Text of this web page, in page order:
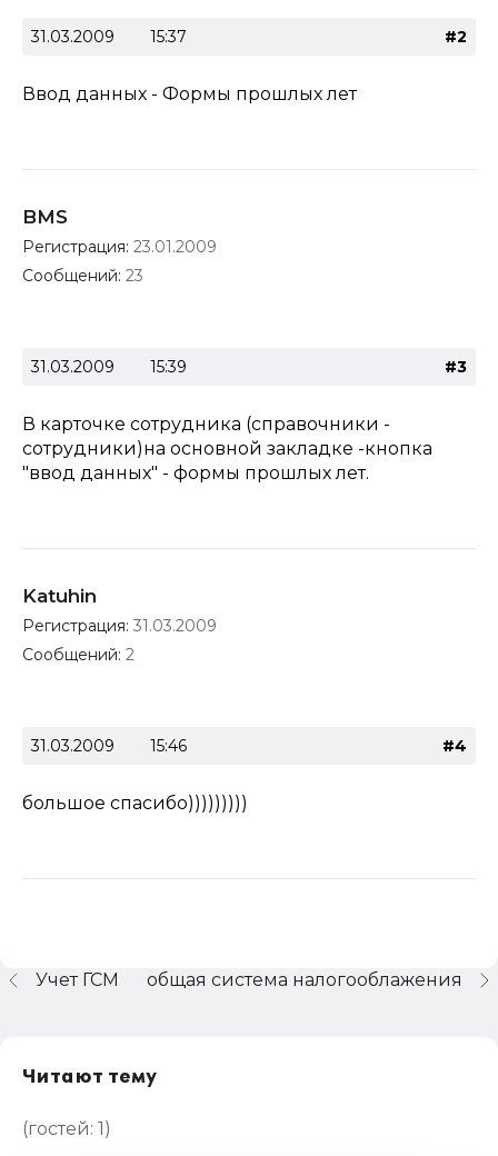
31.03.2009 15:37 #2
Ввод данных - Формы прошлых лет
BMS
Регистрация: 23.01.2009
Сообщений: 23
31.03.2009 15:39 #3
В карточке сотрудника (справочники -
сотрудники)на основной закладке -кнопка
"ввод данных" - формы прошлых лет.
Katuhin
Регистрация: 31.03.2009
Сообщений: 2
31.03.2009 15:46 #4
большое спасибо)))))))))
общая система налогооблажения
Учет ГСМ
Читают тему
(гостей: 1)